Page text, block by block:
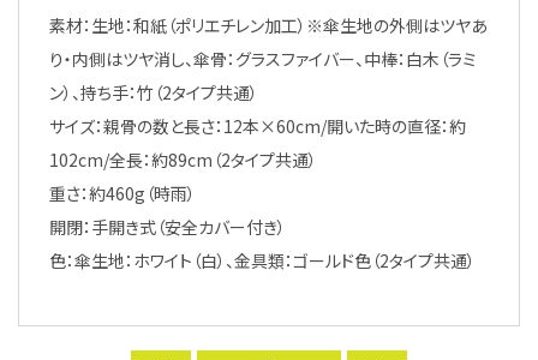
素材：生地：和紙（ポリエチレン加工）※傘生地の外側はツヤあ
り・内側はツヤ消し、傘骨：グラスファイバー、中棒：白木（ラミ
ン）、持ち手：竹（2タイプ共通）
サイズ：親骨の数と長さ：12本×60cm/開いた時の直径：約
102cm/全長：約89cm（2タイプ共通）
重さ：約460g（時雨）
開閉：手開き式（安全カバー付き）
色：傘生地：ホワイト（白）、金具類：ゴールド色（2タイプ共通）